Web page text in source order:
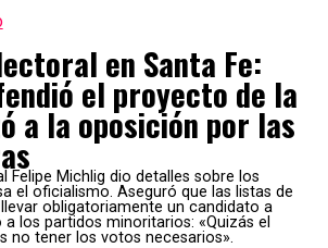
en Santa Fe:
el proyecto de la
a la oposición por las
Felipe Michlig dio detalles sobre los
el oficialismo. Aseguró que las listas de
obligatoriamente un candidato a
los partidos minoritarios: «Quizás el
no tener los votos necesarios».